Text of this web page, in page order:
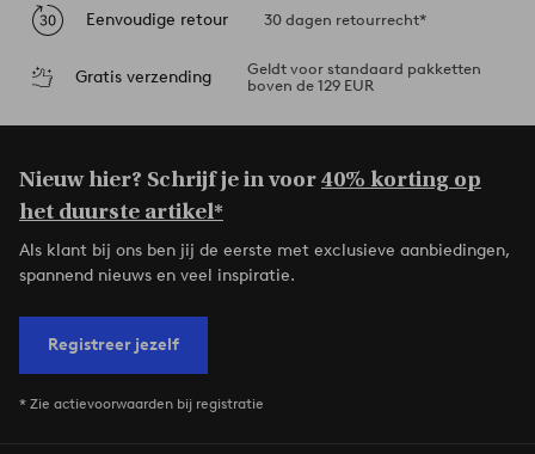
Eenvoudige retour 30 dagen retourrecht*
Gratis verzending
Geldt voor standaard pakketten
boven de 129 EUR
Nieuw hier? Schrijf je in voor40% korting op
het duurste artikel*
Als klant bij ons ben jij de eerste met exclusieve aanbiedingen,
spannend nieuws en veel inspiratie.
Registreer jezelf
* Zie actievoorwaarden bij registratie